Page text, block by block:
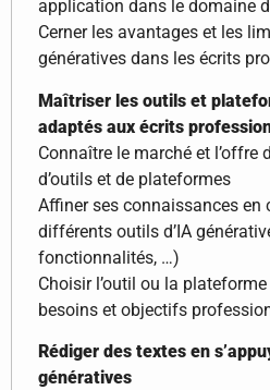
application dans le domaine
Cerner les avantages et les
génératives dans les écrits
Maîtriser les outils et
adaptés aux écrits
Connaître le marché et l’offre
d’outils et de plateformes
Affiner ses connaissances en
différents outils d’IA
fonctionnalités, …)
Choisir l’outil ou la
besoins et objectifs
Rédiger des textes en
génératives